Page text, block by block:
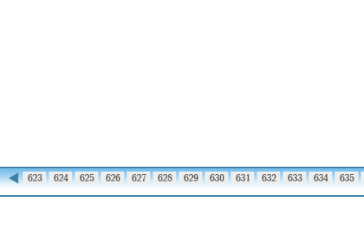
◀
622 623 624 625 626 627 628 629 630 631 632 633 634 635